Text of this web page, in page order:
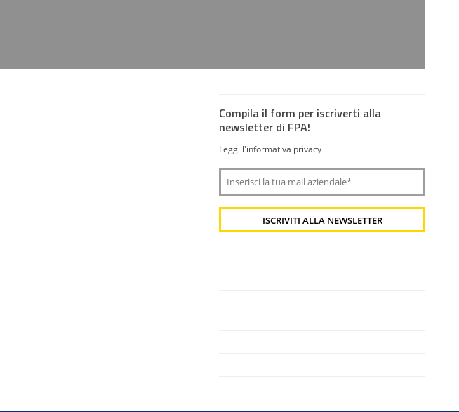
Compila il form per iscriverti alla
newsletter di FPA!
Leggi l'informativa privacy